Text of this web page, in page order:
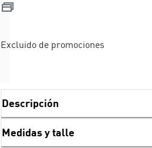
Excluido de promociones
Descripción
Medidas y talle